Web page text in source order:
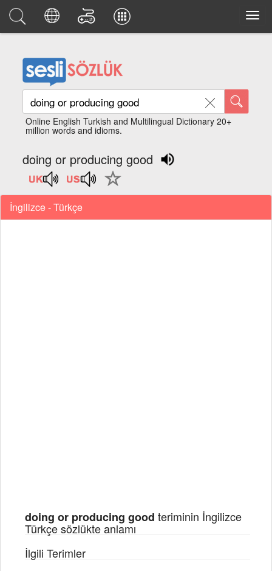
Online English Turkish and Multilingual Dictionary 20+
million words and idioms.
doing or producing good
İngilizce - Türkçe
doing or producing good teriminin İngilizce
Türkçe sözlükte anlamı
İlgili Terimler